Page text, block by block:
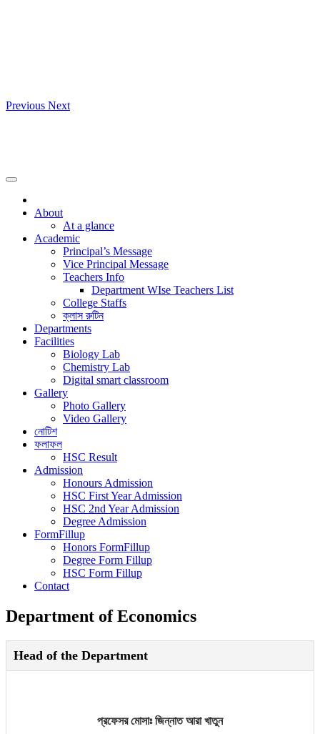
Previous Next
About
At a glance
Academic
Principal’s Message
Vice Principal Message
Teachers Info
Department WIse Teachers List
College Staffs
ক্লাস রুটিন
Departments
Facilities
Biology Lab
Chemistry Lab
Digital smart classroom
Gallery
Photo Gallery
Video Gallery
নোটিশ
ফলাফল
HSC Result
Admission
Honours Admission
HSC First Year Admission
HSC 2nd Year Admission
Degree Admission
FormFillup
Honors FormFillup
Degree Form Fillup
HSC Form Fillup
Contact
Department of Economics
Head of the Department
প্রফেসর মোসাঃ জিন্নাত আরা খাতুন